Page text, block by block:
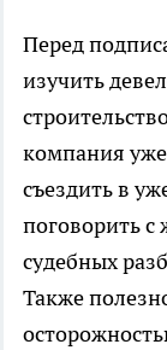
Перед
изучить
компания
съездить в
поговорить
судебных
Также